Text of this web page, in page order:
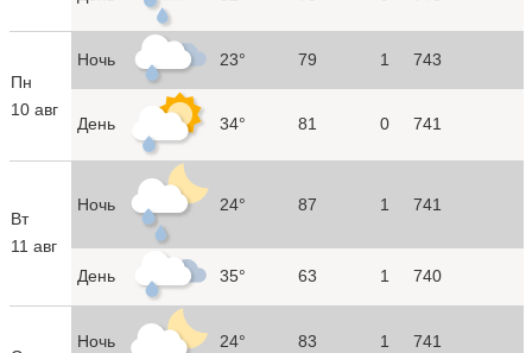
Пн
10 авг
Ночь 23° 79 1 743
День 34° 81 0 741
Вт
11 авг
Ночь 24° 87 1 741
День 35° 63 1 740
Ночь 24° 83 1 741